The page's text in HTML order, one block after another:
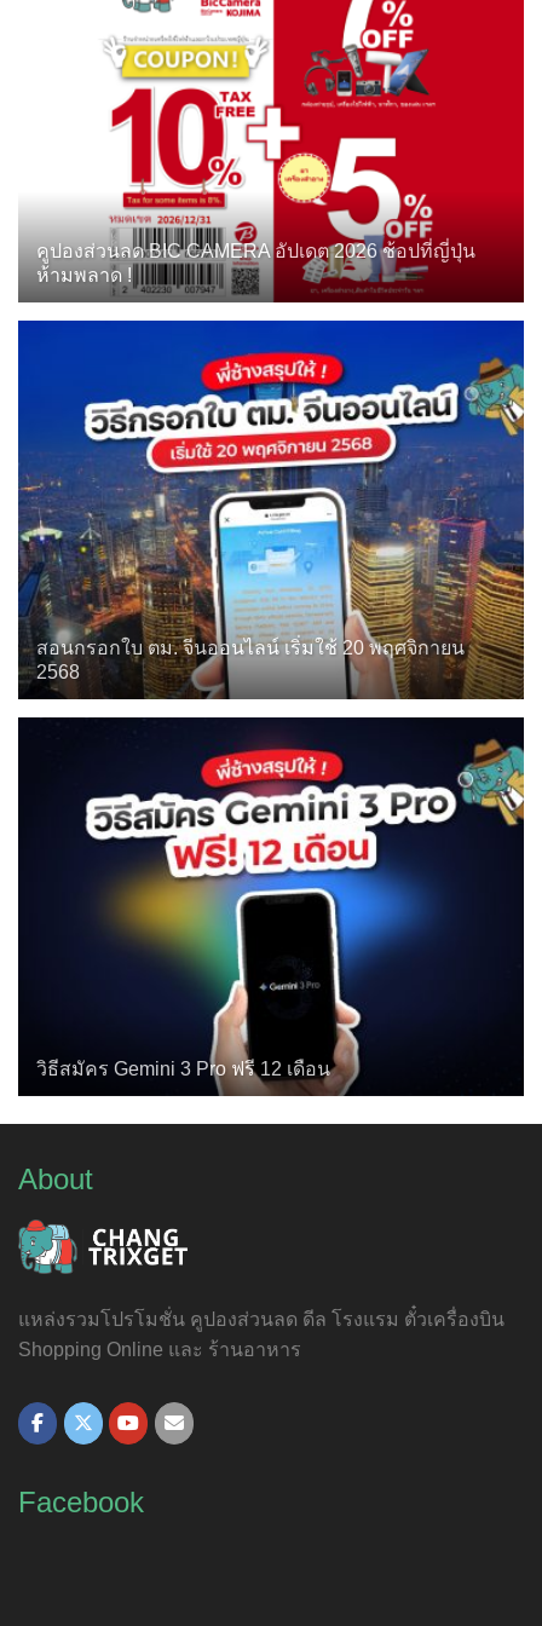
คูปองส่วนลด BIC CAMERA อัปเดต 2026 ช้อปที่ญี่ปุ่น
ห้ามพลาด !
สอนกรอกใบ ตม. จีนออนไลน์ เริ่มใช้ 20 พฤศจิกายน
2568
วิธีสมัคร Gemini 3 Pro ฟรี 12 เดือน
About
แหล่งรวมโปรโมชั่น คูปองส่วนลด ดีล โรงแรม ตั๋วเครื่องบิน
Shopping Online และ ร้านอาหาร
Facebook